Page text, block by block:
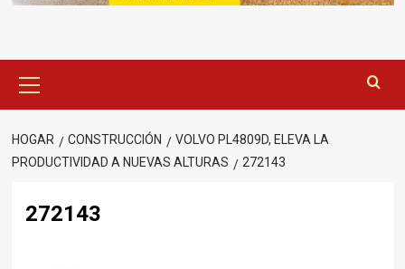
principal
HOGAR CONSTRUCCIÓN
VOLVO PL4809D, ELEVA LA
PRODUCTIVIDAD A NUEVAS ALTURAS
272143
272143